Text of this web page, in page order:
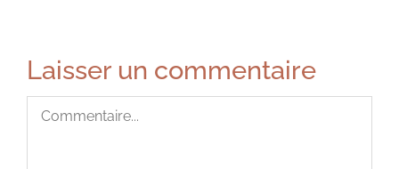
Laisser un commentaire